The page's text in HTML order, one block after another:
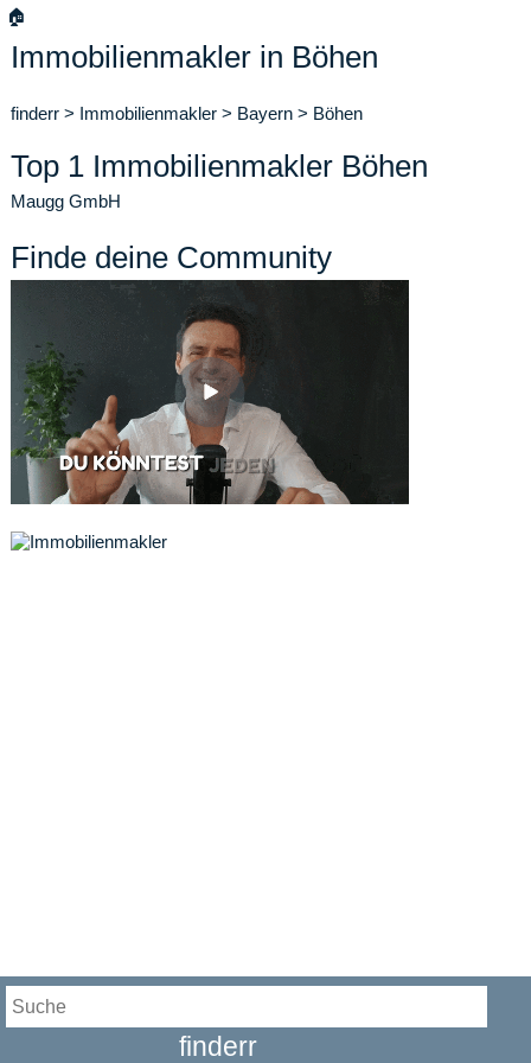
🏠
Immobilienmakler in Böhen
finderr > Immobilienmakler > Bayern > Böhen
Top 1 Immobilienmakler Böhen
Maugg GmbH
Finde deine Community
finderr